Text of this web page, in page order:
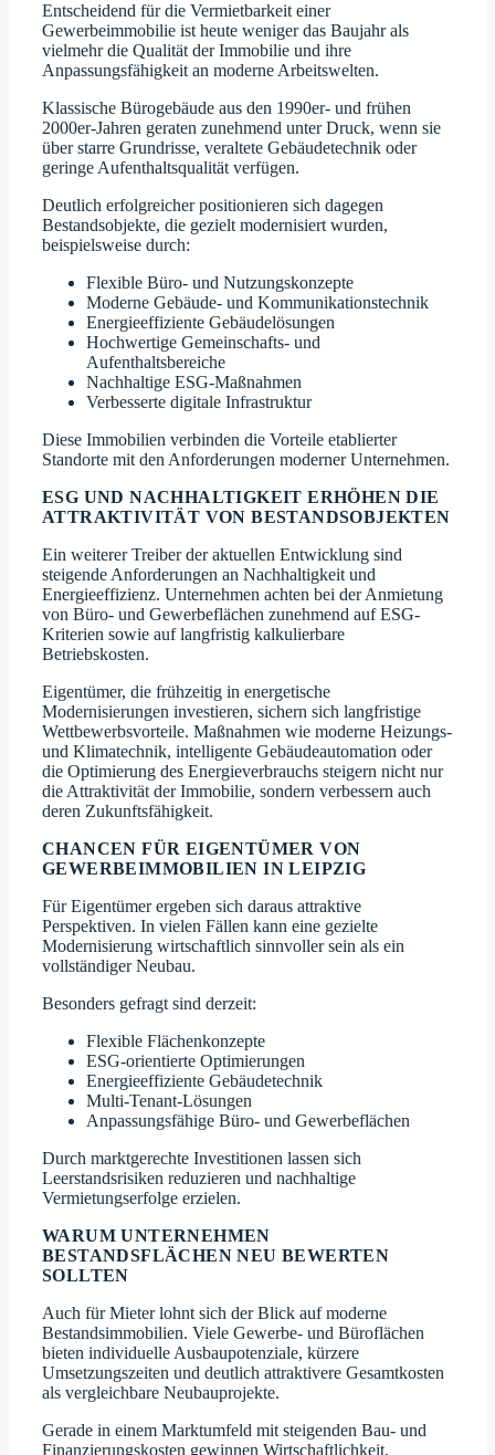
Entscheidend für die Vermietbarkeit einer
Gewerbeimmobilie ist heute weniger das Baujahr als
vielmehr die Qualität der Immobilie und ihre
Anpassungsfähigkeit an moderne Arbeitswelten.
Klassische Bürogebäude aus den 1990er- und frühen
2000er-Jahren geraten zunehmend unter Druck, wenn sie
über starre Grundrisse, veraltete Gebäudetechnik oder
geringe Aufenthaltsqualität verfügen.
Deutlich erfolgreicher positionieren sich dagegen
Bestandsobjekte, die gezielt modernisiert wurden,
beispielsweise durch:
Flexible Büro- und Nutzungskonzepte
Moderne Gebäude- und Kommunikationstechnik
Energieeffiziente Gebäudelösungen
Hochwertige Gemeinschafts- und
Aufenthaltsbereiche
Nachhaltige ESG-Maßnahmen
Verbesserte digitale Infrastruktur
Diese Immobilien verbinden die Vorteile etablierter
Standorte mit den Anforderungen moderner Unternehmen.
ESG UND NACHHALTIGKEIT ERHÖHEN DIE
ATTRAKTIVITÄT VON BESTANDSOBJEKTEN
Ein weiterer Treiber der aktuellen Entwicklung sind
steigende Anforderungen an Nachhaltigkeit und
Energieeffizienz. Unternehmen achten bei der Anmietung
von Büro- und Gewerbeflächen zunehmend auf ESG-
Kriterien sowie auf langfristig kalkulierbare
Betriebskosten.
Eigentümer, die frühzeitig in energetische
Modernisierungen investieren, sichern sich langfristige
Wettbewerbsvorteile. Maßnahmen wie moderne Heizungs-
und Klimatechnik, intelligente Gebäudeautomation oder
die Optimierung des Energieverbrauchs steigern nicht nur
die Attraktivität der Immobilie, sondern verbessern auch
deren Zukunftsfähigkeit.
CHANCEN FÜR EIGENTÜMER VON
GEWERBEIMMOBILIEN IN LEIPZIG
Für Eigentümer ergeben sich daraus attraktive
Perspektiven. In vielen Fällen kann eine gezielte
Modernisierung wirtschaftlich sinnvoller sein als ein
vollständiger Neubau.
Besonders gefragt sind derzeit:
Flexible Flächenkonzepte
ESG-orientierte Optimierungen
Energieeffiziente Gebäudetechnik
Multi-Tenant-Lösungen
Anpassungsfähige Büro- und Gewerbeflächen
Durch marktgerechte Investitionen lassen sich
Leerstandsrisiken reduzieren und nachhaltige
Vermietungserfolge erzielen.
WARUM UNTERNEHMEN
BESTANDSFLÄCHEN NEU BEWERTEN
SOLLTEN
Auch für Mieter lohnt sich der Blick auf moderne
Bestandsimmobilien. Viele Gewerbe- und Büroflächen
bieten individuelle Ausbaupotenziale, kürzere
Umsetzungszeiten und deutlich attraktivere Gesamtkosten
als vergleichbare Neubauprojekte.
Gerade in einem Marktumfeld mit steigenden Bau- und
Finanzierungskosten gewinnen Wirtschaftlichkeit,